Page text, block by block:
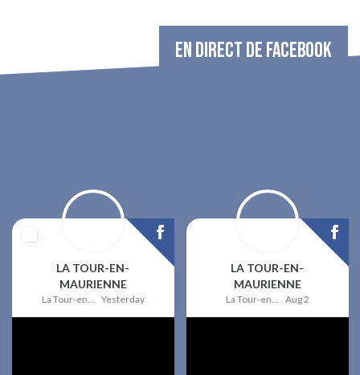
EN DIRECT DE FACEBOOK
LA TOUR-EN-
MAURIENNE
La Tour-en-Maurienne Yesterday
LA TOUR-EN-
MAURIENNE
La Tour-en-Maurienne Aug 2